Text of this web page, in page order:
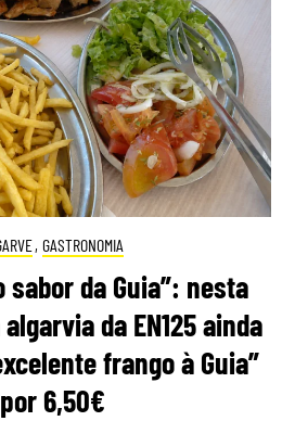
, GASTRONOMIA
sabor da Guia”: nesta
da EN125 ainda
frango à Guia”
por 6,50€